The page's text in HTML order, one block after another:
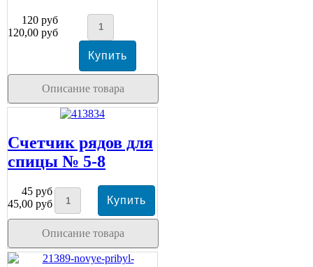
120 руб
120,00 руб
Описание товара
Счетчик рядов для
спицы № 5-8
45 руб
45,00 руб
Описание товара